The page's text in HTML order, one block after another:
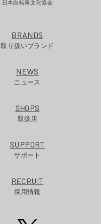
日本自転車文化協会
BRANDS
取り扱いブランド
NEWS
ニュース
SHOPS
取扱店
SUPPORT
サポート
RECRUIT
採用情報